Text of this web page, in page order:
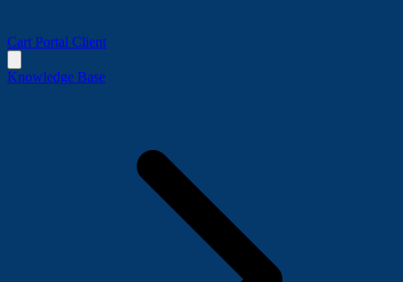
Cart Portal Client
Knowledge Base